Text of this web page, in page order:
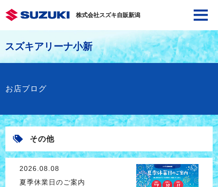
株式会社スズキ自販新潟
スズキアリーナ小新
お店ブログ
その他
2026.08.08
夏季休業日のご案内